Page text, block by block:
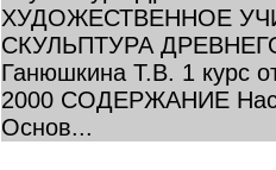
ХУДОЖЕСТВЕННОЕ
СКУЛЬПТУРА
Ганюшкина Т.В. 1 курс
2000 СОДЕРЖАНИЕ
Основ...